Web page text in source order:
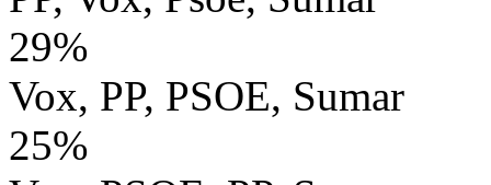
29%
Vox, PP, PSOE, Sumar
25%